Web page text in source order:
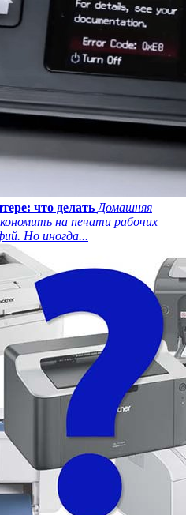
что делать Домашняя
на печати рабочих
Но иногда...